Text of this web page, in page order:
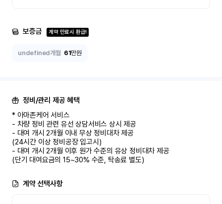
보증금 계약 만료시 환급!
undefined개월 61만원
정비/관리 제공 혜택
* 아마존케어 서비스
- 차량 정비 관련 유선 상담서비스 상시 제공
- 대여 개시 2개월 이내 무상 정비대차 제공
(24시간 이상 정비공장 입고시)
- 대여 개시 2개월 이후 원가 수준의 유상 정비대차 제공
(단기 대여요금의 15~30% 수준, 탁송료 별도)
계약 선택사항